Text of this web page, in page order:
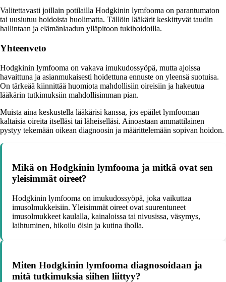
Valitettavasti joillain potilailla Hodgkinin lymfooma on parantumaton
tai uusiutuu hoidoista huolimatta. Tällöin lääkärit keskittyvät taudin
hallintaan ja elämänlaadun ylläpitoon tukihoidoilla.
Yhteenveto
Hodgkinin lymfooma on vakava imukudossyöpä, mutta ajoissa
havaittuna ja asianmukaisesti hoidettuna ennuste on yleensä suotuisa.
On tärkeää kiinnittää huomiota mahdollisiin oireisiin ja hakeutua
lääkärin tutkimuksiin mahdollisimman pian.
Muista aina keskustella lääkärisi kanssa, jos epäilet lymfooman
kaltaisia oireita itselläsi tai läheiselläsi. Ainoastaan ammattilainen
pystyy tekemään oikean diagnoosin ja määrittelemään sopivan hoidon.
Mikä on Hodgkinin lymfooma ja mitkä ovat sen
yleisimmät oireet?
Hodgkinin lymfooma on imukudossyöpä, joka vaikuttaa
imusolmukkeisiin. Yleisimmät oireet ovat suurentuneet
imusolmukkeet kaulalla, kainaloissa tai nivusissa, väsymys,
laihtuminen, hikoilu öisin ja kutina iholla.
Miten Hodgkinin lymfooma diagnosoidaan ja
mitä tutkimuksia siihen liittyy?